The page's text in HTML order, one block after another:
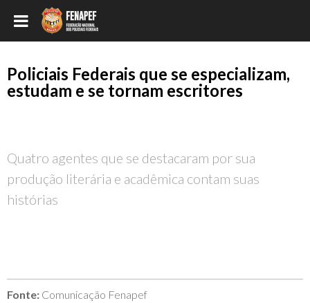
Policiais Federais que se especializam,
estudam e se tornam escritores
Quatro agentes que se destacaram por sua
produção literária e acadêmica contam suas
histórias
Fonte: Comunicação Fenapef